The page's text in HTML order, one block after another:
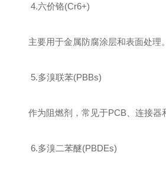
‌ 4.六价铬(Cr6+)‌
主要用于金属防腐涂层和表面处理。
‌ 5.多溴联苯(PBBs)‌
作为阻燃剂，常见于PCB、连接器
‌ 6.多溴二苯醚(PBDEs)‌